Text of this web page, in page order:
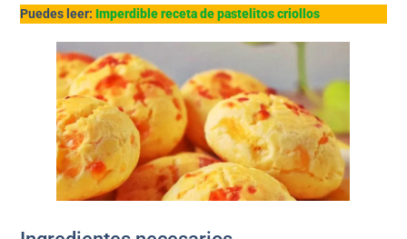
Puedes leer: Imperdible receta de pastelitos criollos